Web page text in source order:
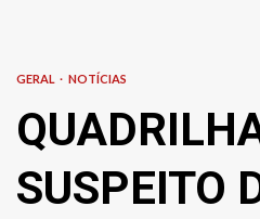
GERAL NOTÍCIAS
SUSPEITO